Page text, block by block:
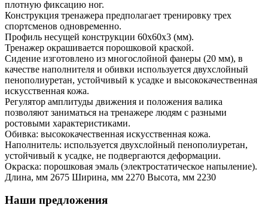
плотную фиксацию ног.
Конструкция тренажера предполагает тренировку трех
спортсменов одновременно.
Профиль несущей конструкции 60х60х3 (мм).
Тренажер окрашивается порошковой краской.
Сидение изготовлено из многослойной фанеры (20 мм), в
качестве наполнителя и обивки используется двухслойный
пенополиуретан, устойчивый к усадке и высококачественная
искусственная кожа.
Регулятор амплитуды движения и положения валика
позволяют заниматься на тренажере людям с разными
ростовыми характеристиками.
Обивка: высококачественная искусственная кожа.
Наполнитель: используется двухслойный пенополиуретан,
устойчивый к усадке, не подвергаются деформации.
Окраска: порошковая эмаль (электростатическое напыление).
Длина, мм 2675 Ширина, мм 2270 Высота, мм 2230
Наши предложения